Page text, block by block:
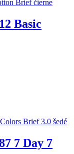
Basic
7 Day 7